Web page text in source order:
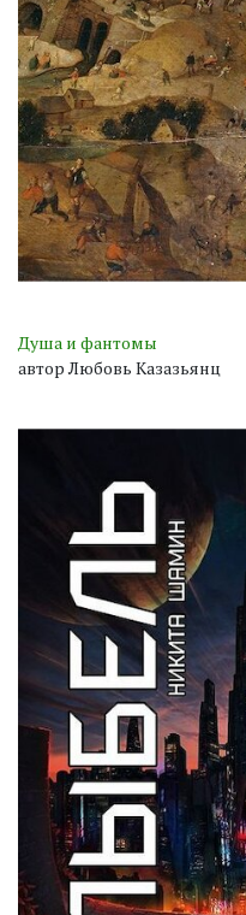
Душа и фантомы
автор Любовь Казазьянц